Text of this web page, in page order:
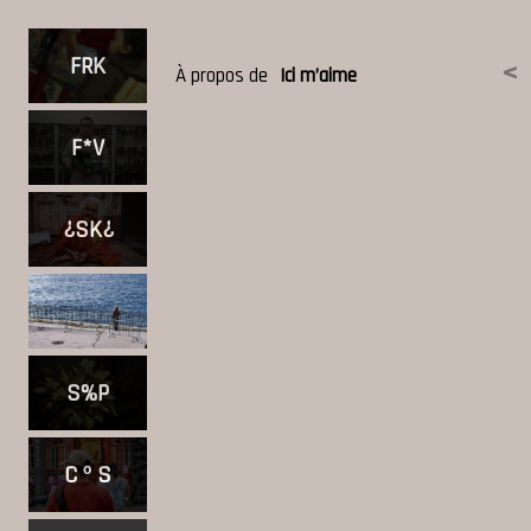
FRK
F*V
¿SK¿
S%P
C º S
À propos de Ici m’aime <